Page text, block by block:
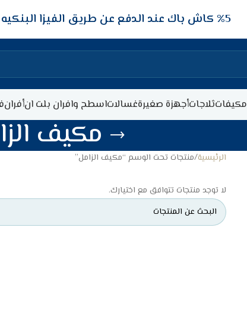
5‎% كاش باك عند الدفع عن طريق الفيزا البنكيه
مكيفاتثلاجاتأجهزة صغيرةغسالاتاسطح وافران بلت انأفران
مكيف
الرئيسية منتجات تحت الوسم “مكيف الزامل”
لا توجد منتجات تتوافق مع اختيارك.